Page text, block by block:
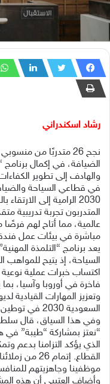
رشاد اسكندراني
نجح 26 متدربًا من
الضيافة، في إكمال برنامج
والهادف إلى تطوير
في قطاعي السياحة
2030 الرامية إلى
المتدربون تجربة تدريبية
عالمية، مما أتاح لهم
مباشرة في بيئات عمل
يعد برنامج “التلمذة
السياحة، إذ يتيح
اكتساب خبرات عملية
فاخرة في أوروبا وآسيا،
وتعزيز المهارات القيادية
السعودية 2030 في توطين قطاع السياحة.
وفي هذا السياق، قال
“نعتز بمشاركة “طيبة” في
الذي يؤكد التزامنا بدعم
القطاع.
موظفينا وجاهزيتهم
وأضاف العتيبي أن هذه